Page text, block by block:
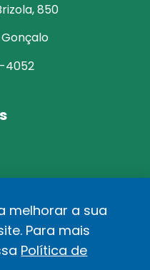
850
4052
Salarial
melhorar a sua
Para mais
Política de